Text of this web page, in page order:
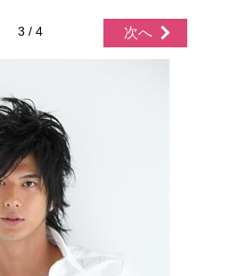
3 / 4 次へ